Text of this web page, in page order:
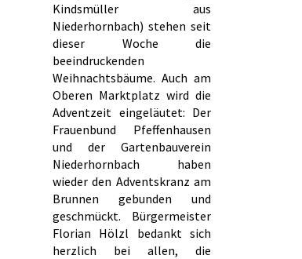
Kindsmüller aus
Niederhornbach) stehen seit
dieser Woche die
beeindruckenden
Weihnachtsbäume. Auch am
Oberen Marktplatz wird die
Adventzeit eingeläutet: Der
Frauenbund Pfeffenhausen
und der Gartenbauverein
Niederhornbach haben
wieder den Adventskranz am
Brunnen gebunden und
geschmückt. Bürgermeister
Florian Hölzl bedankt sich
herzlich bei allen, die